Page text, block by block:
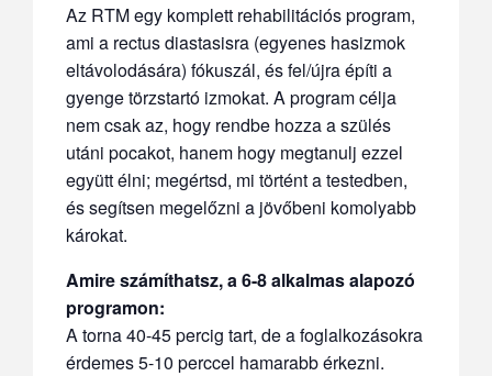
Az RTM egy komplett rehabilitációs program,
ami a rectus diastasisra (egyenes hasizmok
eltávolodására) fókuszál, és fel/újra építi a
gyenge törzstartó izmokat. A program célja
nem csak az, hogy rendbe hozza a szülés
utáni pocakot, hanem hogy megtanulj ezzel
együtt élni; megértsd, mi történt a testedben,
és segítsen megelőzni a jövőbeni komolyabb
károkat.
Amire számíthatsz, a 6-8 alkalmas alapozó
programon:
A torna 40-45 percig tart, de a foglalkozásokra
érdemes 5-10 perccel hamarabb érkezni.